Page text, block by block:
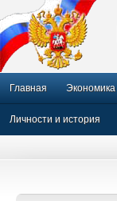
Главная Экономика
Личности и история